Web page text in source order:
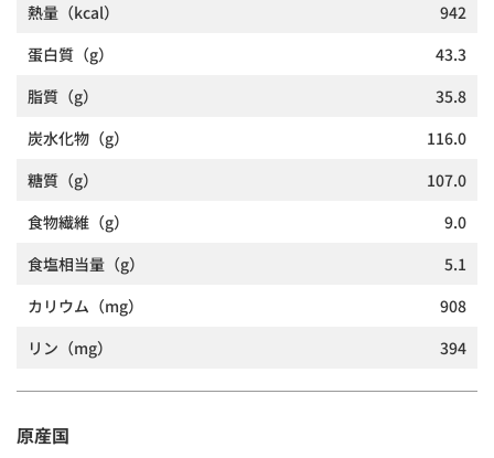
熱量 （kcal）
942
蛋白質 （g）
43.3
脂質 （g）
35.8
炭水化物 （g）
116.0
糖質 （g）
107.0
食物繊維 （g）
9.0
食塩相当量 （g）
5.1
カリウム （mg）
908
リン （mg） 394
原産国